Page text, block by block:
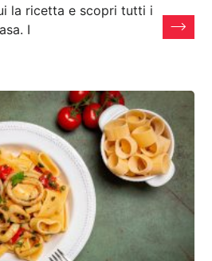
la ricetta e scopri tutti i
I